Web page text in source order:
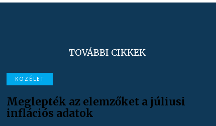
TOVÁBBI CIKKEK
KÖZÉLET
Meglepték az elemzőket a júliusi
inflációs adatok